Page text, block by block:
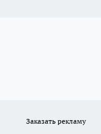
Заказать рекламу